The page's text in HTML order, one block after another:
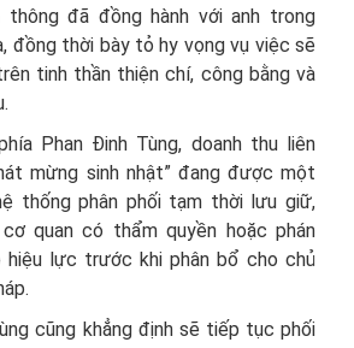
thông đã đồng hành với anh trong
đồng thời bày tỏ hy vọng vụ việc sẽ
tinh thần thiện chí, công bằng và
Phan Đinh Tùng, doanh thu liên
mừng sinh nhật” đang được một
thống phân phối tạm thời lưu giữ,
quan có thẩm quyền hoặc phán
lực trước khi phân bổ cho chủ
cũng khẳng định sẽ tiếp tục phối